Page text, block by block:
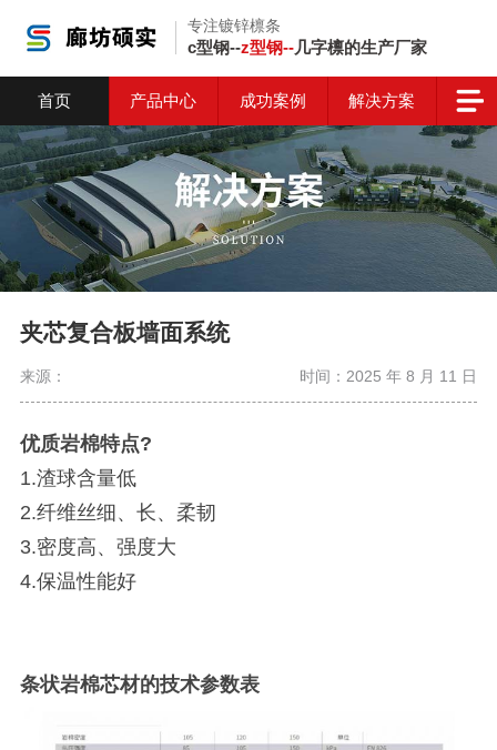
专注镀锌檩条
c型钢--z型钢--几字檩的生产厂家
首页 产品中心 成功案例 解决方案
夹芯复合板墙面系统
来源： 时间：2025 年 8 月 11 日
优质岩棉特点?
1.渣球含量低
2.纤维丝细、长、柔韧
3.密度高、强度大
4.保温性能好
条状岩棉芯材的技术参数表